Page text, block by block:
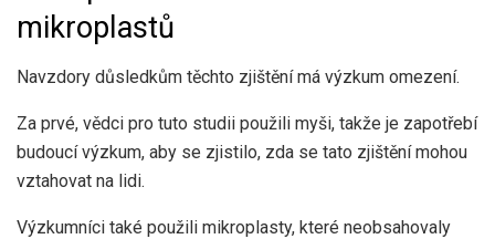
mikroplastů
Navzdory důsledkům těchto zjištění má výzkum omezení.
Za prvé, vědci pro tuto studii použili myši, takže je zapotřebí
budoucí výzkum, aby se zjistilo, zda se tato zjištění mohou
vztahovat na lidi.
Výzkumníci také použili mikroplasty, které neobsahovaly